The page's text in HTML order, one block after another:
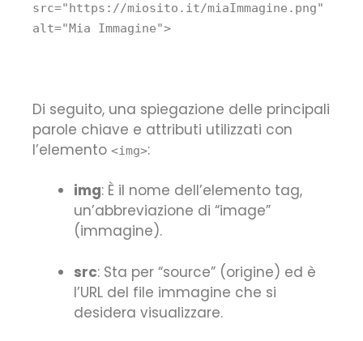
src="https://miosito.it/miaImmagine.png"
alt="Mia Immagine">
Di seguito, una spiegazione delle principali
parole chiave e attributi utilizzati con
l’elemento <img>:
img: È il nome dell’elemento tag,
un’abbreviazione di “image”
(immagine).
src: Sta per “source” (origine) ed è
l’URL del file immagine che si
desidera visualizzare.